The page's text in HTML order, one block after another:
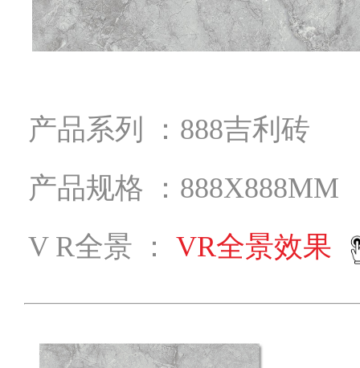
产品系列 ：888吉利砖
产品规格 ：888X888MM
V R全景 ： VR全景效果